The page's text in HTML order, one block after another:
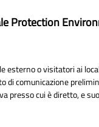
Protection
esterno o visitatori ai
di comunicazione
presso cui è diretto, e